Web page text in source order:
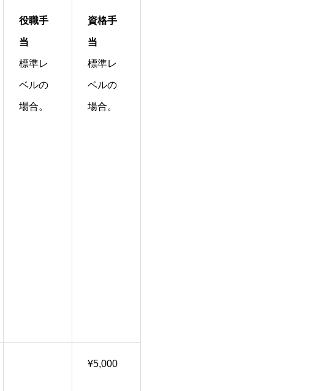
役職手
当
標準レ
ベルの
場合。
資格手
当
標準レ
ベルの
場合。
¥5,000